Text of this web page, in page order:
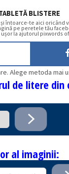
BLISTERE
întoarce-te aici oricând
pe peretele tău
la ajutorul pixwords
Alege metoda mai
de litere din
al imaginii: